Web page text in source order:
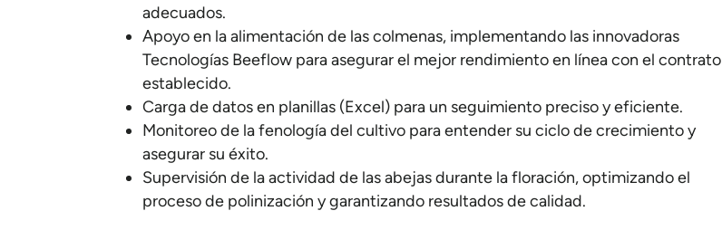
adecuados.
Apoyo en la alimentación de las colmenas, implementando las innovadoras
Tecnologías Beeflow para asegurar el mejor rendimiento en línea con el contrato
establecido.
Carga de datos en planillas (Excel) para un seguimiento preciso y eficiente.
Monitoreo de la fenología del cultivo para entender su ciclo de crecimiento y
asegurar su éxito.
Supervisión de la actividad de las abejas durante la floración, optimizando el
proceso de polinización y garantizando resultados de calidad.